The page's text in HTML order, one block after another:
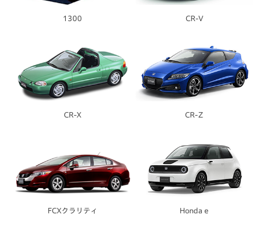
1300 CR-V
CR-X CR-Z
FCXクラリティ Honda e